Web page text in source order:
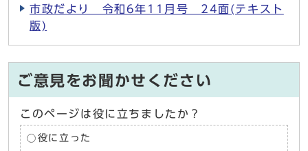
市政だより 令和6年11月号 24面(テキスト
版)
ご意見をお聞かせください
このページは役に立ちましたか？
役に立った